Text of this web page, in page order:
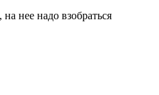
нее надо взобраться